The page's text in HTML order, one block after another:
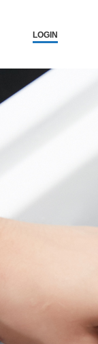
고려H내과의원, 구의
고려H내과는 생활수
고려H내과는 국민건
고려H내과는 지역주
진료 항목 : 종합검진,
건강검진 - 공단검진,
내시경 - 위/대장 내시
내과 진료 - 당뇨병,
근무 시간 : 평일 am
병원 주소 : 서울시 광
센터 소개
- 구의동, 구의역1번 출
LOGIN